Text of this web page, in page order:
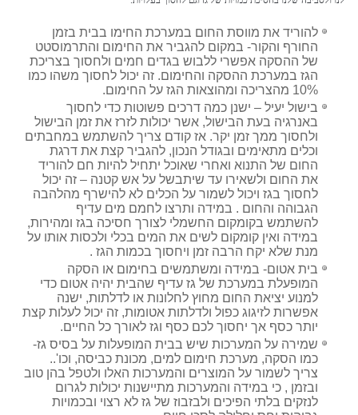
להוריד את מווסת החום במערכת החימו בבית בזמן
החורף והקור- במקום להגביר את החימום והתרמוסטט
של ההסקה אפשרי ללבוש בגדים חמים ולחסוך בצריכת
הגז במערכת ההסקה והחימום. זה יכול לחסוך משהו כמו
10% מהצריכה ומהוצאות הגז על החימום.
בישול יעיל – ישנן כמה דרכים פשוטות כדי לחסוך
באנרגיה בעת הבישול, אשר יכולות לזרז את זמן הבישול
ולחסוך ממך זמן יקר. אז קודם צריך להשתמש במחבתים
וכלים מתאימים ובגודל הנכון, להגביר קצת את דרגת
החום של התנוא ואחרי שאוכל יתחיל להיות חם להוריד
את החום ולשאירו עד שיתבשל על אש קטנה – זה יכול
לחסוך בגז ויכול לשמור על הכלים לא להישרף מהלהבה
הגבוהה והחום . במידה ותרצו לחמם מים עדיף
להשתמש בקומקום החשמלי לצורך חסיכה בגז ומהירות,
במידה ואין קומקום לשים את המים בכלי ולכסות אותו על
מנת שלא יקח הרבה זמן ויחסוך בכמות הגז .
בית אטום- במידה ומשתמשים בחימום או הסקה
המופעלת במערכת של גז עדיף שהבית יהיה אטום כדי
למנוע יציאת החום מחוץ לחלונות או לדלתות, ישנה
אפשרות לזיגוג כפול ולדלתות אטומות, זה יכול לעלות קצת
יותר כסף אך יחסוך לכם כסף וגז לאורך כל החיים.
שמירה על המערכות שיש בבית המופעלות על בסיס גז-
כמו הסקה, מערכת חימום למים, מכונת כביסה, וכו'..
צריך לשמור על המוצרים והמערכות האלו ולטפל בהן טוב
ובזמן , כי במידה והמערכות מתיישנות יכולות לגרום
לנזקים בלתי הפיכים ולבזבוז של גז לא רצוי ובכמויות